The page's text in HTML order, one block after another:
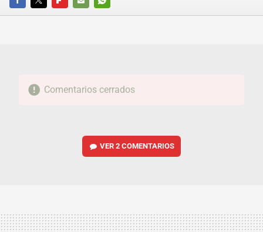
FACEBOOKTWITTERFLIPBOARD
E-
WHATSAPP
Comentarios cerrados
VER2 COMENTARIOS